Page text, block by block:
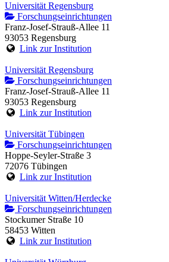
Universität Regensburg
Forschungseinrichtungen
Franz-Josef-Strauß-Allee 11
93053 Regensburg
Link zur Institution
Universität Regensburg
Forschungseinrichtungen
Franz-Josef-Strauß-Allee 11
93053 Regensburg
Link zur Institution
Universität Tübingen
Forschungseinrichtungen
Hoppe-Seyler-Straße 3
72076 Tübingen
Link zur Institution
Universität Witten/Herdecke
Forschungseinrichtungen
Stockumer Straße 10
58453 Witten
Link zur Institution